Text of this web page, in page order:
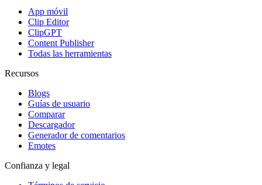
App móvil
Clip Editor
ClipGPT
Content Publisher
Todas las herramientas
Recursos
Blogs
Guías de usuario
Comparar
Descargador
Generador de comentarios
Emotes
Confianza y legal